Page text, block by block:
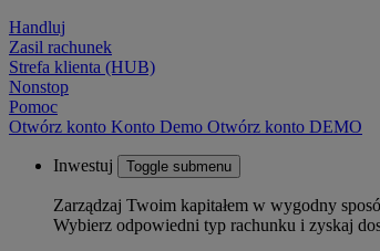
Handluj
Zasil rachunek
Strefa klienta (HUB)
Nonstop
Pomoc
Otwórz konto Konto Demo Otwórz konto DEMO
Inwestuj Toggle submenu
Zarządzaj Twoim kapitałem w wygodny
Wybierz odpowiedni typ rachunku i zyskaj